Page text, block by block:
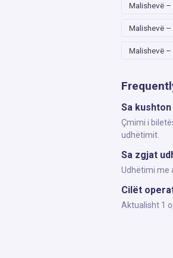
Malishevë
Malishevë –
Malishevë –
Sa
Çmimi i
udhëtimit.
Sa zgjat
Udhëtimi me
Cilët
Aktualisht 1